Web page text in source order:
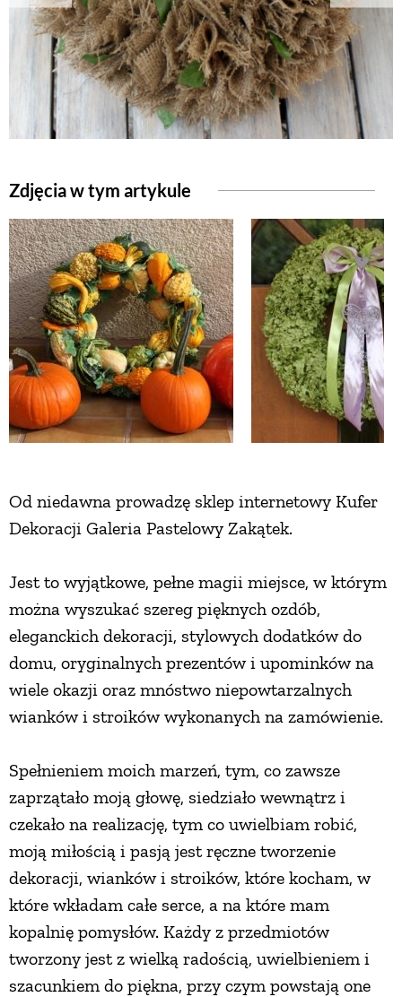
Zdjęcia w tym artykule
Od niedawna prowadzę sklep internetowy Kufer
Dekoracji Galeria Pastelowy Zakątek.
Jest to wyjątkowe, pełne magii miejsce, w którym
można wyszukać szereg pięknych ozdób,
eleganckich dekoracji, stylowych dodatków do
domu, oryginalnych prezentów i upominków na
wiele okazji oraz mnóstwo niepowtarzalnych
wianków i stroików wykonanych na zamówienie.
Spełnieniem moich marzeń, tym, co zawsze
zaprzątało moją głowę, siedziało wewnątrz i
czekało na realizację, tym co uwielbiam robić,
moją miłością i pasją jest ręczne tworzenie
dekoracji, wianków i stroików, które kocham, w
które wkładam całe serce, a na które mam
kopalnię pomysłów. Każdy z przedmiotów
tworzony jest z wielką radością, uwielbieniem i
szacunkiem do piękna, przy czym powstają one
NATURALNIE
URODA
DLA DOMU
EKO ŻYCIE
PRZYRODA
ZWIERZĘTA DOMOWE
ZWIERZĘTA W NATURZE
GRZYBY
RĘKODZIEŁO
RZEMIOSŁO
ZWYCZAJE
ZRÓB TO SAM
PRZEPISY
ŚNIADANIA
PRZYSTAWKI